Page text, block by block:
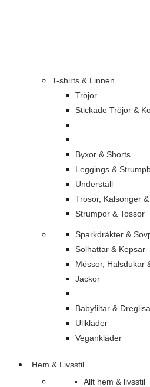
T-shirts & Linnen
Tröjor
Stickade Tröjor &
Byxor & Shorts
Leggings &
Underställ
Trosor, Kalsonger
Strumpor & Tossor
Sparkdräkter &
Solhattar & Kepsar
Mössor, Halsdukar
Jackor
Babyfiltar &
Ullkläder
Vegankläder
Hem & Livsstil
Allt hem & livsstil